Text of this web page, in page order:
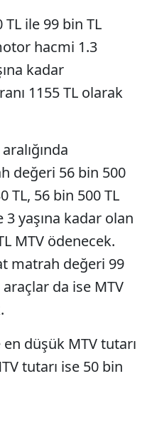
ile 99 bin TL
hacmi 1.3
kadar
1155 TL olarak
değeri 56 bin 500
TL, 56 bin 500 TL
3 yaşına kadar olan
MTV ödenecek.
matrah değeri 99
da ise MTV
düşük MTV tutarı
tutarı ise 50 bin